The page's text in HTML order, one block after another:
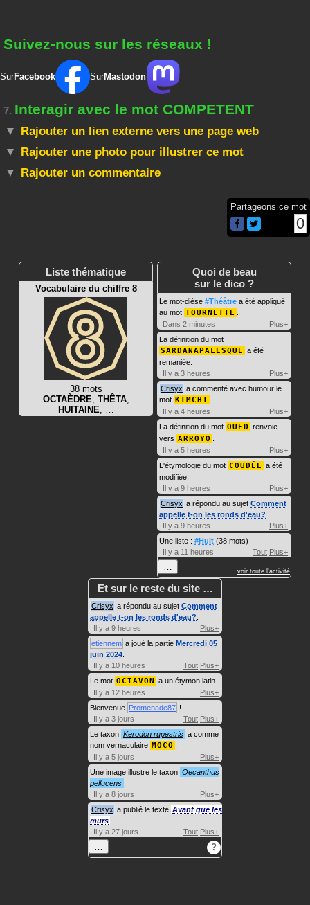
Suivez-nous sur les réseaux !
SurFacebook SurMastodon
7. Interagir avec le mot COMPETENT
Rajouter un lien externe vers une page web
Rajouter une photo pour illustrer ce mot
Rajouter un commentaire
Partageons ce mot
0
Liste thématique
Vocabulaire du chiffre 8
38 mots
OCTAÈDRE THÊTA,
HUITAINE
Quoi de beau
sur le dico ?
Le mot-dièse #Théâtre a été appliqué
au mot TOURNETTE
Dans 2 minutes
Plus+
La définition du mot
SARDANAPALESQUE a été
remaniée.
Il y a 3 heures
Plus+
Crisyx a commenté avec humour le
mot KIMCHI
Il y a 4 heures
Plus+
La définition du mot OUED renvoie
vers ARROYO
Il y a 5 heures
Plus+
L'étymologie du mot COUDÉE a été
modifiée.
Il y a 9 heures
Plus+
Crisyx a répondu au sujet Comment
appelle t-on les ronds d'eau?
Il y a 9 heures
Plus+
Une liste : #Huit (38 mots)
Il y a 11 heures
Tout Plus+
voir toute l'activité
Et sur le reste du site …
Crisyx a répondu au sujet Comment
appelle t-on les ronds d'eau?
Il y a 9 heures
Plus+
etiennem a joué la partie Mercredi 05
juin 2024
Il y a 10 heures
Tout Plus+
Le mot OCTAVON a un étymon latin.
Il y a 12 heures
Plus+
Bienvenue Promenade87 !
Il y a 3 jours
Tout Plus+
Le taxon Kerodon rupestris a comme
nom vernaculaire MOCO
Il y a 5 jours
Plus+
Une image illustre le taxon Oecanthus
pellucens
Il y a 8 jours
Plus+
Crisyx a publié le texte Avant que les
murs
Il y a 27 jours
Tout Plus+
?